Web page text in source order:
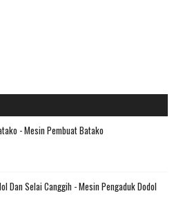
- Mesin Pembuat Batako
Dan Selai Canggih - Mesin Pengaduk Dodol